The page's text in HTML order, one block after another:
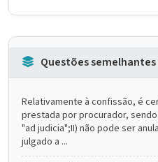
Questões
Relativamente à confissão, é
prestada por procurador,
"ad judicia";II) não pode ser
julgado a ...